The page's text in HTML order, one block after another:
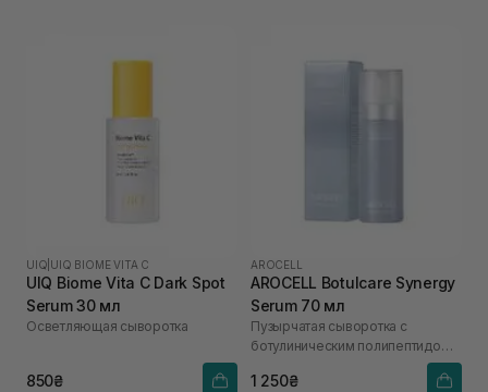
UIQ UIQ BIOME VITA C
UIQ Biome Vita C Dark Spot
Serum 30 мл
Осветляющая сыворотка
850₴
AROCELL
AROCELL Botulcare Synergy
Serum 70 мл
Пузырчатая сыворотка с
ботулиническим полипептидом,
1 250₴